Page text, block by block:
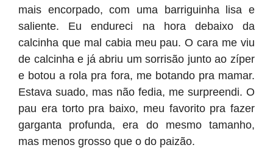
mais encorpado, com uma barriguinha lisa e
saliente. Eu endureci na hora debaixo da
calcinha que mal cabia meu pau. O cara me viu
de calcinha e já abriu um sorrisão junto ao zíper
e botou a rola pra fora, me botando pra mamar.
Estava suado, mas não fedia, me surpreendi. O
pau era torto pra baixo, meu favorito pra fazer
garganta profunda, era do mesmo tamanho,
mas menos grosso que o do paizão.